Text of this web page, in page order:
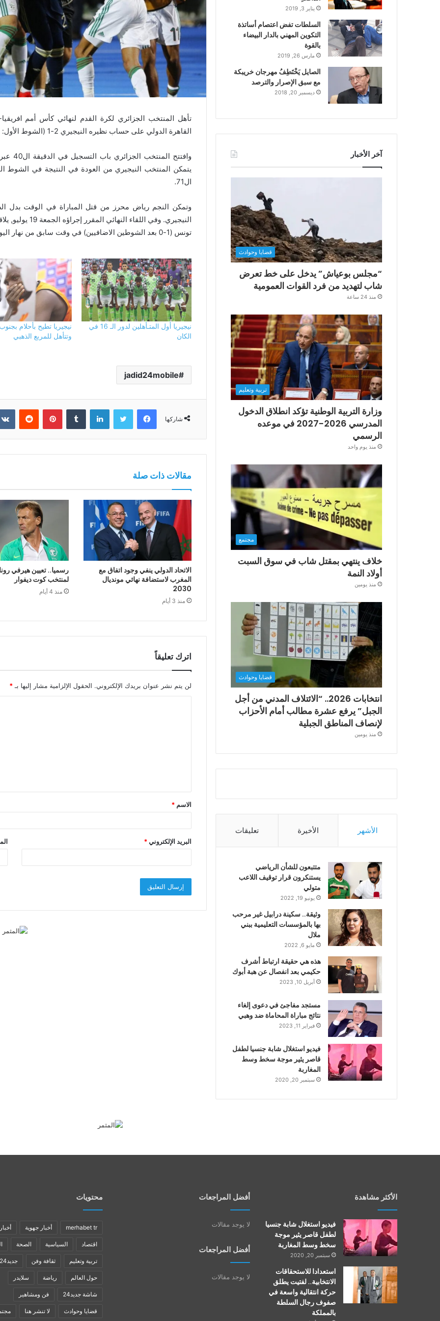
القاهرة الدولي على حساب نظيره النيجيري 2-1 (الشوط الأول: 1-0) في الدور نصف النهائي.
يتمكن المنتخب النيجيري من العودة في النتيجة في الشوط
ال71.
وتمكن النجم رياض محرز من قتل المباراة في الوقت بدل
النيجيري. وفي
تونس (1-0 بعد الشوطين الاضافيين) في وقت سابق من نهار اليوم
نيجيريا أول المتـأهلين لدور الـ 16 في
الكان
نيجيريا تطيح بأحلام
وتتأهل للمربع الذهبي
jadid24mobile
شاركها
فيسبوك تويتر لينكدإن بينتيريست
مقالات ذات صلة
الاتحاد الدولي ينفي وجود اتفاق مع
المغرب لاستضافة نهائي مونديال
2030
منذ 3 أيام
رسميا.. تعيين هيرفي
لمنتخب كوت ديفوار
منذ 4 أيام
اترك تعليقاً
لن يتم نشر عنوان بريدك الإلكتروني. الحقول الإلزامية مشار إليها بـ*
ق
*
الاسم *
البريد الإلكتروني*
يناير 3, 2019
السلطات تفض اعتصام أساتذة
التكوين المهني بالدار البيضاء
بالقوة
مارس 26, 2019
الصايل يَخْتَطِفُ مهرجان خريبكة
مع سبق الإصرار والترصد
ديسمبر 20, 2018
آخر الأخبار
قضايا وحوادث
“مجلس بوعياش” يدخل على خط تعرض
شاب لتهديد من فرد القوات العمومية
منذ 24 ساعة
تربية وتعليم
وزارة التربية الوطنية تؤكد انطلاق الدخول
المدرسي 2026-2027 في موعده
الرسمي
منذ يوم واحد
مجتمع
خلاف ينتهي بمقتل شاب في سوق السبت
أولاد النمة
منذ يومين
قضايا وحوادث
انتخابات 2026.. “الائتلاف المدني من أجل
الجبل” يرفع عشرة مطالب أمام الأحزاب
لإنصاف المناطق الجبلية
منذ يومين
الأشهر الأخيرة تعليقات
متتبعون للشأن الرياضي
يستنكرون قرار توقيف اللاعب
متولي
يونيو 19, 2022
وثيقة.. سكينة درابيل غير مرحب
بها بالمؤسسات التعليمية ببني
ملال
مايو 6, 2022
هذه هي حقيقة ارتباط أشرف
حكيمي بعد انفصال عن هبة أبوك
أبريل 10, 2023
مستجد مفاجئ في دعوى إلغاء
نتائج مباراة المحاماة ضد وهبي
فبراير 11, 2023
فيديو استغلال شابة جنسيا لطفل
قاصر يثير موجة سخط وسط
المغاربة
سبتمبر 20, 2020
الأكثر مشاهدة
فيديو استغلال شابة جنسيا
لطفل قاصر يثير موجة
سخط وسط المغاربة
سبتمبر 20, 2020
استعدادا للاستحقاقات
الانتخابية.. لفتيت يطلق
حركة انتقالية واسعة في
صفوف رجال السلطة
بالمملكة
أفضل المراجعات
لا يوجد مقالات
أفضل المراجعات
لا يوجد مقالات
محتويات
merhabet tr أخبار جهوية
اقتصاد السياسية الصحة
تربية وتعليم ثقافة وفن جديد24
حول العالم رياضة سلايدر
شاشة جديد24 فن ومشاهير
قضايا وحوادث لا تنشر هنا